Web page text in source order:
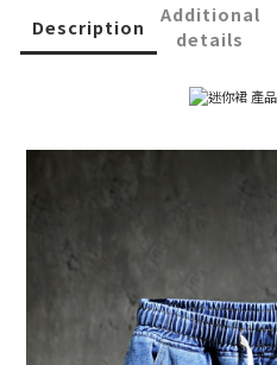
Description
Additional
details